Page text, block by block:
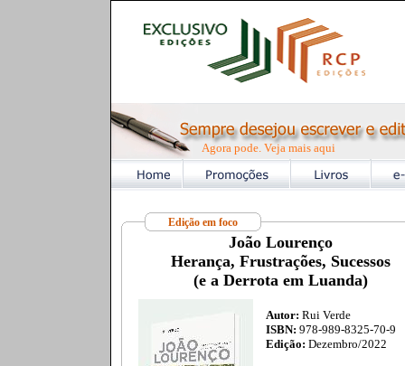
Agora pode. Veja mais aqui
Edição em foco
João Lourenço
Herança, Frustrações, Sucessos
(e a Derrota em Luanda)
Autor: Rui Verde
ISBN: 978-989-8325-70-9
Edição: Dezembro/2022